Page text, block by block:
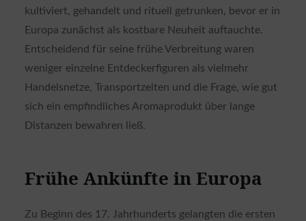
kultiviert, gehandelt und rituell getrunken, bevor er in
Europa zunächst als kostbare Neuheit auftauchte.
Entscheidend für seine frühe Verbreitung waren
weniger einzelne Entdeckerfiguren als vielmehr
Handelsnetze, Transportzeiten und die Frage, wie gut
sich ein empfindliches Aromaprodukt über lange
Distanzen bewahren ließ.
Frühe Ankünfte in Europa
Zu Beginn des 17. Jahrhunderts gelangten die ersten